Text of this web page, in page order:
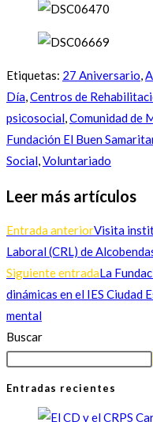
Etiquetas: 27 Aniversario,
Día,Centros de
psicosocial,Comunidad de
Fundación El Buen
Social,Voluntariado
Leer más artículos
Entrada anteriorVisita
Laboral (CRL) de
Siguiente entradaLa
dinámicas en el IES Ciudad
mental
Buscar
Entradas recientes